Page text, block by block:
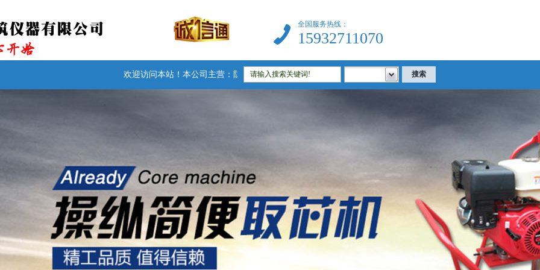
全国服务热线：
15932711070
欢迎访问本站！本公司主营：防水卷材检测仪器|建筑试验仪器|公路试验仪器|土工试验仪器|沥青试验仪器|混凝土试